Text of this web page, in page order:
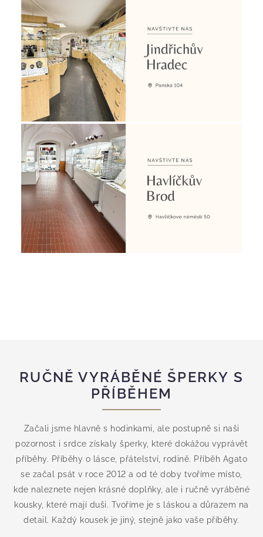
RUČNĚ VYRÁBĚNÉ ŠPERKY S
PŘÍBĚHEM
Začali jsme hlavně s hodinkami, ale postupně si naši
pozornost i srdce získaly šperky, které dokážou vyprávět
příběhy. Příběhy o lásce, přátelství, rodině. Příběh Agato
se začal psát v roce 2012 a od té doby tvoříme místo,
kde naleznete nejen krásné doplňky, ale i ručně vyráběné
kousky, které mají duši. Tvoříme je s láskou a důrazem na
detail. Každý kousek je jiný, stejně jako vaše příběhy.